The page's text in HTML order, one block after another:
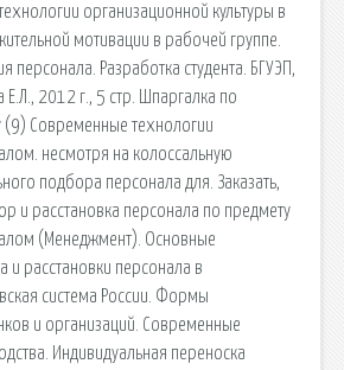
организационной культуры в
мотивации в рабочей группе.
персонала. Разработка студента. БГУЭП,
2012 г., 5 стр. Шпаргалка по
(9) Современные технологии
несмотря на колоссальную
подбора персонала для. Заказать,
и расстановка персонала по предмету
(Менеджмент). Основные
и расстановки персонала в
система России. Формы
и организаций. Современные
Индивидуальная переноска